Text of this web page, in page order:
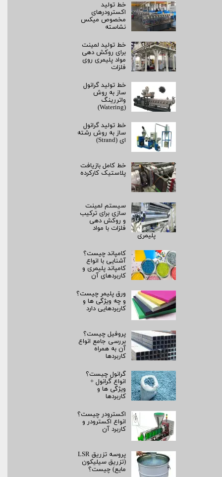
خط تولید
اکسترودرهای
مخصوص میکس
نشاسته
خط تولید لمینت
برای روکش‌ دهی
مواد پلیمری روی
فلزات
خط تولید گرانول
ساز به روش
واتررینگ
(Watering)
خط تولید گرانول
ساز به روش رشته‌
ای (Strand)
خط کامل بازیافت
پلاستیک کارکرده
سیستم لمینت‌
سازی برای ترکیب
و روکش‌ دهی
فلزات با مواد
پلیمری
کامپاند چیست؟
آشنایی با انواع
کامپاند پلیمری و
کاربردهای آن
ورق پلیمر چیست؟
و چه ویژگی ها و
کاربردهایی دارد
پروفیل چیست؟
بررسی جامع انواع
آن به همراه
کاربردها
گرانول چیست؟
انواع گرانول +
ویژگی ها و
کاربردها
اکسترودر چیست؟
انواع اکسترودر و
کاربرد آن
پروسه تزریق LSR
(تزریق سیلیکون
مایع) چیست؟